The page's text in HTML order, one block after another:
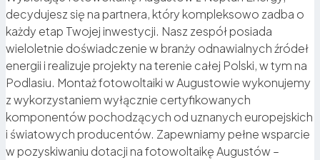
decydujesz się na partnera, który kompleksowo zadba o
każdy etap Twojej inwestycji. Nasz zespół posiada
wieloletnie doświadczenie w branży odnawialnych źródeł
energii i realizuje projekty na terenie całej Polski, w tym na
Podlasiu. Montaż fotowoltaiki w Augustowie wykonujemy
z wykorzystaniem wyłącznie certyfikowanych
komponentów pochodzących od uznanych europejskich
i światowych producentów. Zapewniamy pełne wsparcie
w pozyskiwaniu dotacji na fotowoltaikę Augustów –